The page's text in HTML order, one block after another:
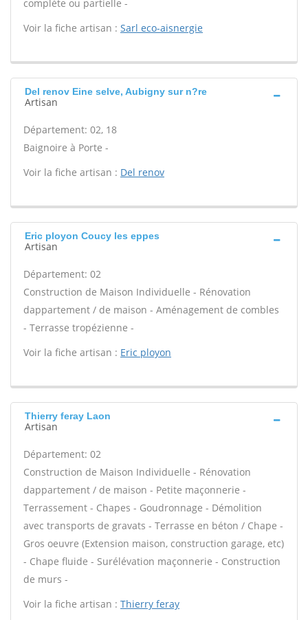
complète ou partielle -
Voir la fiche artisan : Sarl eco-aisnergie
Del renov Eine selve, Aubigny sur n?re
Artisan
Département: 02, 18
Baignoire à Porte -
Voir la fiche artisan : Del renov
Eric ployon Coucy les eppes
Artisan
Département: 02
Construction de Maison Individuelle - Rénovation
dappartement / de maison - Aménagement de combles
- Terrasse tropézienne -
Voir la fiche artisan : Eric ployon
Thierry feray Laon
Artisan
Département: 02
Construction de Maison Individuelle - Rénovation
dappartement / de maison - Petite maçonnerie -
Terrassement - Chapes - Goudronnage - Démolition
avec transports de gravats - Terrasse en béton / Chape -
Gros oeuvre (Extension maison, construction garage, etc)
- Chape fluide - Surélévation maçonnerie - Construction
de murs -
Voir la fiche artisan : Thierry feray